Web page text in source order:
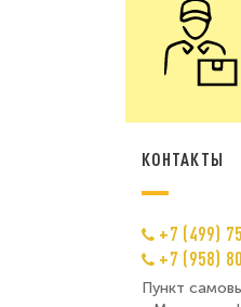
КОНТАКТЫ
+7 (499)
+7 (958)
Пункт